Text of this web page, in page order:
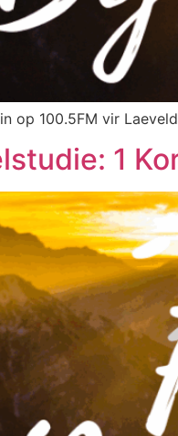
op 100.5FM vir
1